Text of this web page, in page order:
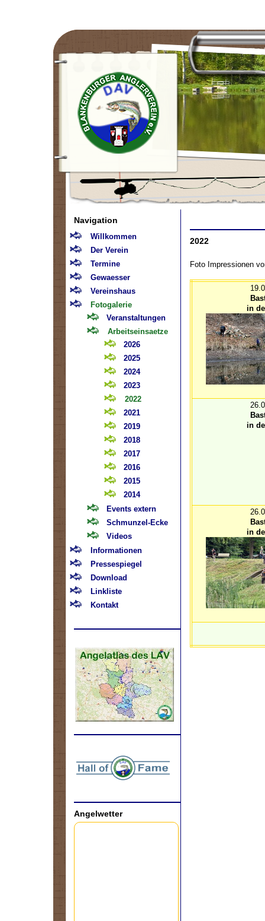
Navigation
Willkommen
Der Verein
Termine
Gewaesser
Vereinshaus
Fotogalerie
Veranstaltungen
Arbeitseinsaetze
2026
2025
2024
2023
2022
2021
2019
2018
2017
2016
2015
2014
Events extern
Schmunzel-Ecke
Videos
Informationen
Pressespiegel
Download
Linkliste
Kontakt
Angelwetter
2022
Foto Impressionen
in
in
in